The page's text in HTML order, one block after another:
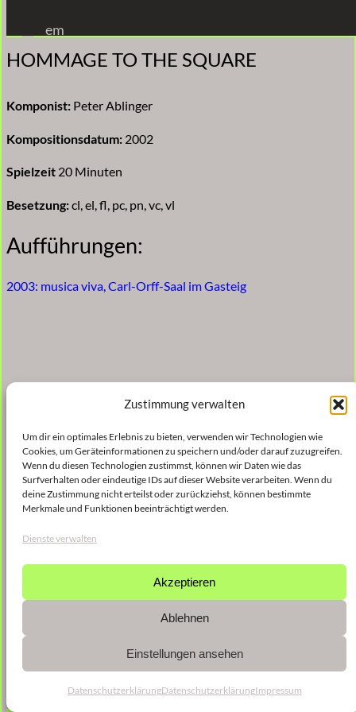
Zustimmung verwalten
Um dir ein optimales Erlebnis zu bieten, verwenden wir Technologien wie
Cookies, um Geräteinformationen zu speichern und/oder darauf zuzugreifen.
Wenn du diesen Technologien zustimmst, können wir Daten wie das
Surfverhalten oder eindeutige IDs auf dieser Website verarbeiten. Wenn du
deine Zustimmung nicht erteilst oder zurückziehst, können bestimmte
Merkmale und Funktionen beeinträchtigt werden.
Dienste verwalten
Akzeptieren
Ablehnen
Einstellungen ansehen
DatenschutzerklärungDatenschutzerklärungImpressum
Inhalt
springen
em
HOMMAGE TO THE SQUARE
Komponist: Peter Ablinger
Kompositionsdatum: 2002
Spielzeit20 Minuten
Besetzung:cl, el, fl, pc, pn, vc, vl
Aufführungen:
2003: musica viva, Carl-Orff-Saal im Gasteig